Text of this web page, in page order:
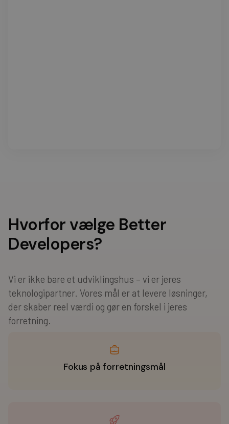
Hvorfor vælge Better
Developers?
Vi er ikke bare et udviklingshus – vi er jeres
teknologipartner. Vores mål er at levere løsninger,
der skaber reel værdi og gør en forskel i jeres
forretning.
Fokus på forretningsmål